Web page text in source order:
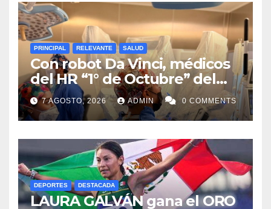
PRINCIPAL RELEVANTE SALUD
Con robot Da Vinci, médicos
del HR “1° de Octubre” del
ISSSTE retiran tumor renal a
paciente de 72 años
7 AGOSTO, 2026 ADMIN 0 COMMENTS
DEPORTES DESTACADA
LAURA GALVÁN gana el ORO